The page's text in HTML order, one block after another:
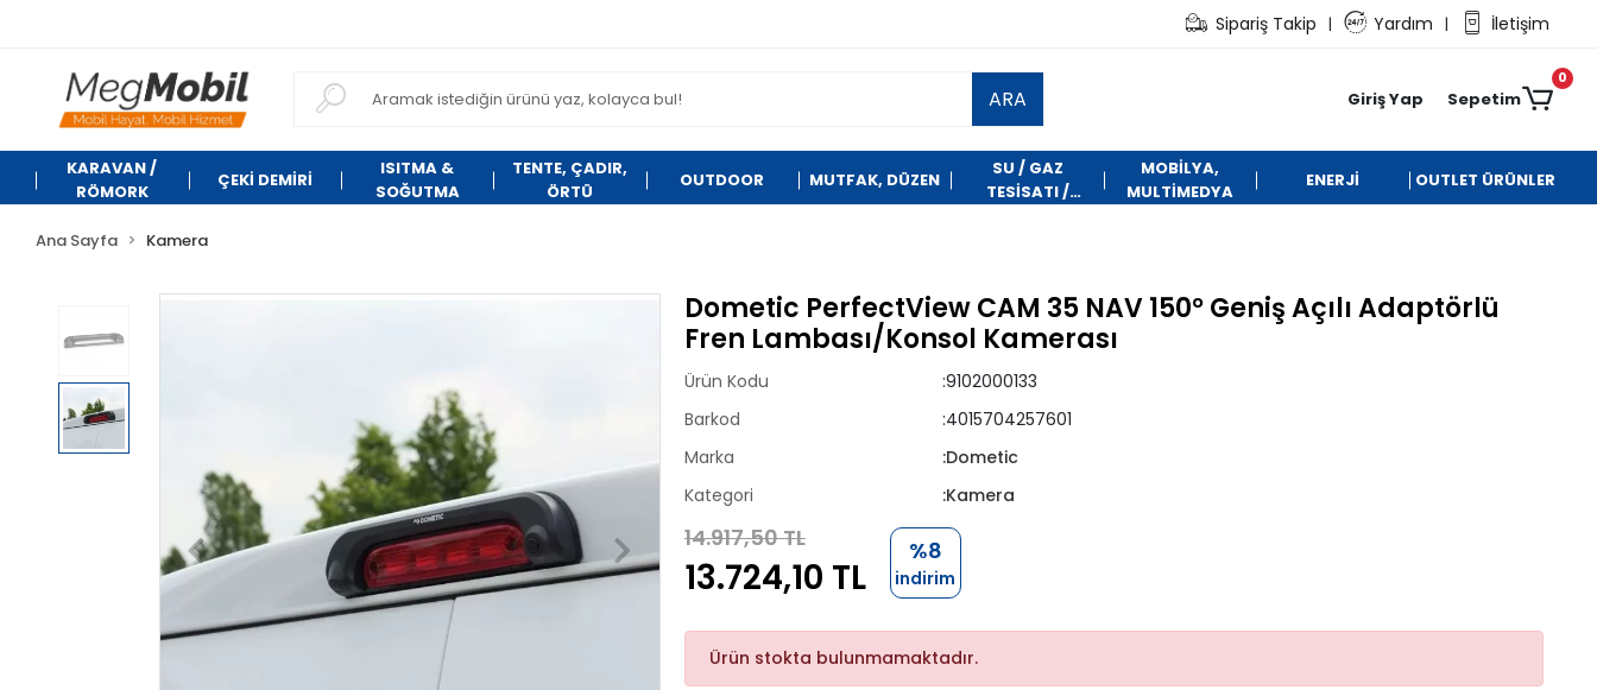
Sipariş Takip | Yardım | İletişim
ARA Giriş Yap Sepetim
0
KARAVAN /
RÖMORK
ÇEKİ DEMİRİ
ISITMA &
SOĞUTMA
TENTE, ÇADIR,
ÖRTÜ
OUTDOOR MUTFAK, DÜZEN
SU / GAZ
TESİSATI /
MOBİLYA,
MULTİMEDYA
ENERJİ OUTLET ÜRÜNLER
Ana Sayfa Kamera
Dometic PerfectView CAM 35 NAV 150° Geniş Açılı Adaptörlü
Fren Lambası/Konsol Kamerası
Ürün Kodu
:9102000133
Barkod
:4015704257601
Marka
:Dometic
Kategori
:Kamera
14.917,50 TL
13.724,10 TL
%8
indirim
Ürün stokta bulunmamaktadır.